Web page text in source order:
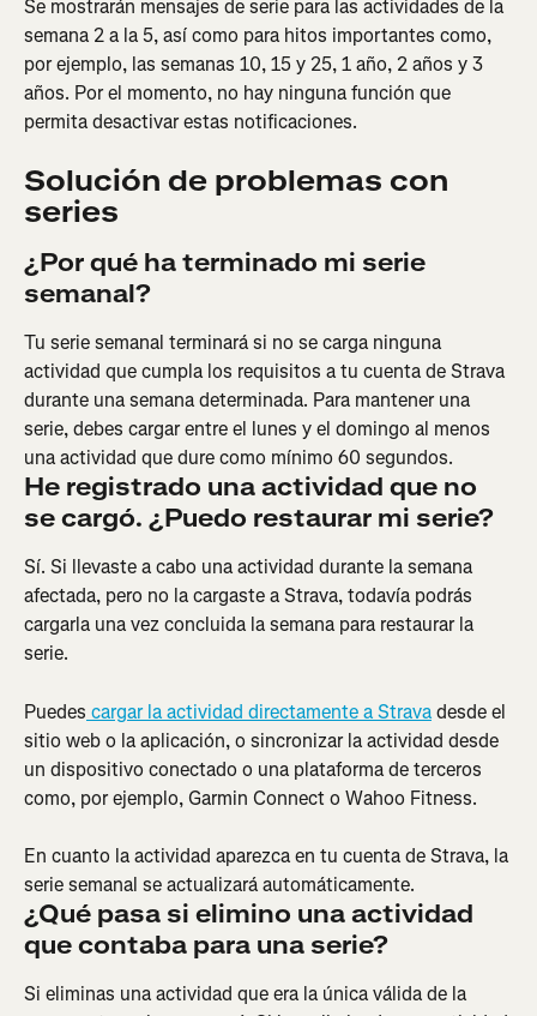
Se mostrarán mensajes de serie para las actividades de la
semana 2 a la 5, así como para hitos importantes como,
por ejemplo, las semanas 10, 15 y 25, 1 año, 2 años y 3
años. Por el momento, no hay ninguna función que
permita desactivar estas notificaciones.
Solución de problemas con
series
¿Por qué ha terminado mi serie
semanal?
Tu serie semanal terminará si no se carga ninguna
actividad que cumpla los requisitos a tu cuenta de Strava
durante una semana determinada. Para mantener una
serie, debes cargar entre el lunes y el domingo al menos
una actividad que dure como mínimo 60 segundos.
He registrado una actividad que no
se cargó. ¿Puedo restaurar mi serie?
Sí. Si llevaste a cabo una actividad durante la semana
afectada, pero no la cargaste a Strava, todavía podrás
cargarla una vez concluida la semana para restaurar la
serie.
Puedes cargar la actividad directamente a Strava desde el
sitio web o la aplicación, o sincronizar la actividad desde
un dispositivo conectado o una plataforma de terceros
como, por ejemplo, Garmin Connect o Wahoo Fitness.
En cuanto la actividad aparezca en tu cuenta de Strava, la
serie semanal se actualizará automáticamente.
¿Qué pasa si elimino una actividad
que contaba para una serie?
Si eliminas una actividad que era la única válida de la